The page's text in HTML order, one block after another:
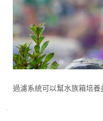
過濾系統可以幫水族箱培